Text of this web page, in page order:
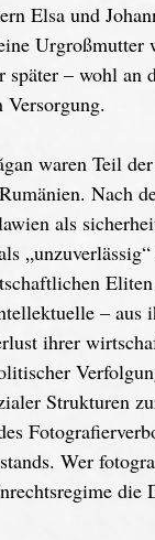
Elsa und
– wohl an
waren Teil
Nach
als
–
ihrer
Strukturen
Wer
die